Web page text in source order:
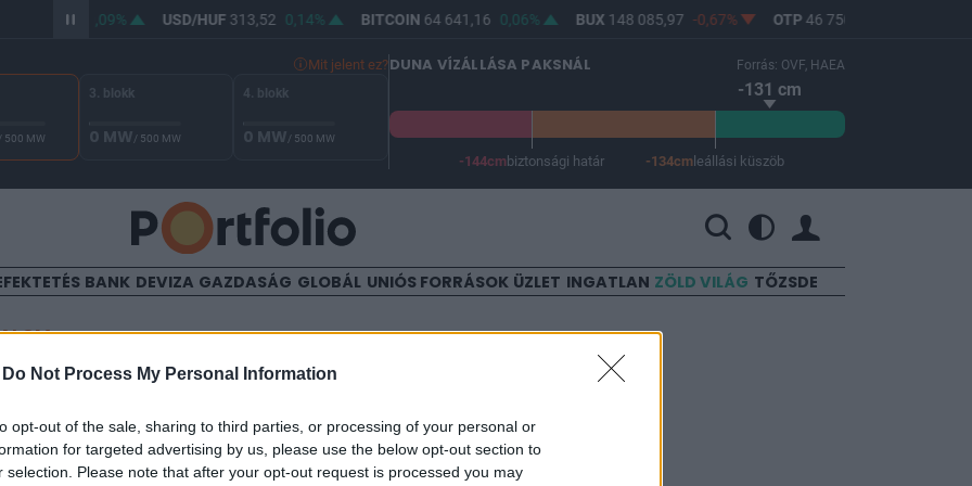
Do Not Process My Personal Information
opt-out of the sale, sharing to third parties, or processing of your personal or
for targeted advertising by us, please use the below opt-out section to
selection. Please note that after your opt-out request is processed you may
362,07 0,09% USD/HUF 313,52 0,14% BITCOIN64 641,16 0,06% BUX148 085,97 -0,67% OTP 46 750
Mit jelent ez?
/ 500 MW
3. blokk
0 MW/ 500 MW
4. blokk
0 MW/ 500 MW
DUNA VÍZÁLLÁSA PAKSNÁL Forrás: OVF, HAEA
-131 cm
-144cmbiztonsági határ -134cmleállási küszöb
BANK DEVIZA GAZDASÁG GLOBÁL UNIÓS FORRÁSOK ÜZLET INGATLAN ZÖLD VILÁG TŐZSDE
még nem látott az ország